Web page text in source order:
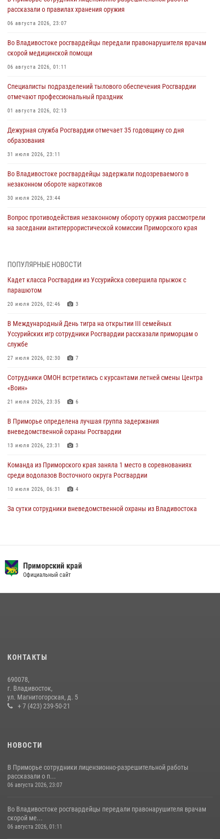
рассказали о правилах хранения оружия
06 августа 2026, 23:07
Во Владивостоке росгвардейцы передали правонарушителя врачам
скорой медицинской помощи
06 августа 2026, 01:11
Специалисты подразделений тылового обеспечения Росгвардии
отмечают профессиональный праздник
01 августа 2026, 02:13
Дежурная служба Росгвардии отмечает 35 годовщину со дня
образования
31 июля 2026, 23:11
Во Владивостоке росгвардейцы задержали подозреваемого в
незаконном обороте наркотиков
30 июля 2026, 23:44
Вопрос противодействия незаконному обороту оружия рассмотрели
на заседании антитеррористической комиссии Приморского края
Во Владивостоке во дворе жилого дома сотрудники
В День Крещения Руси в Князь-Владимирском храме – Главном
ходом
28 июля 2026, 10:29
Росгвардейцы в Приморье приняли участие в молебне,
28 июля 2026, 05:39
В Международный День тигра на открытии III семейных
службе
ПОПУЛЯРНЫЕ НОВОСТИ
Кадет класса Росгвардии из Уссурийска совершила прыжок с
парашютом
20 июля 2026, 02:46 3
В Международный День тигра на открытии III семейных
Уссурийских игр сотрудники Росгвардии рассказали приморцам о
службе
27 июля 2026, 02:30 7
Сотрудники ОМОН встретились с курсантами летней смены Центра
«Воин»
21 июля 2026, 23:35 6
В Приморье определена лучшая группа задержания
вневедомственной охраны Росгвардии
13 июля 2026, 23:31 3
Команда из Приморского края заняла 1 место в соревнованиях
среди водолазов Восточного округа Росгвардии
10 июля 2026, 06:31 4
За сутки сотрудники вневедомственной охраны из Владивостока
действия постояльца гостиницы
16 июля 2026, 01:13
Во Владивостоке росгвардейцы пресекли три попытки хищения в
магазинах
22 июля 2026, 23:38
Приморский край
Официальный сайт
КОНТАКТЫ
690078,
г. Владивосток,
ул. Магнитогорская, д. 5
+ 7 (423) 239-50-21
НОВОСТИ
В Приморье сотрудники лицензионно-разрешительной работы
рассказали о п...
06 августа 2026, 23:07
Во Владивостоке росгвардейцы передали правонарушителя врачам
скорой ме...
06 августа 2026, 01:11